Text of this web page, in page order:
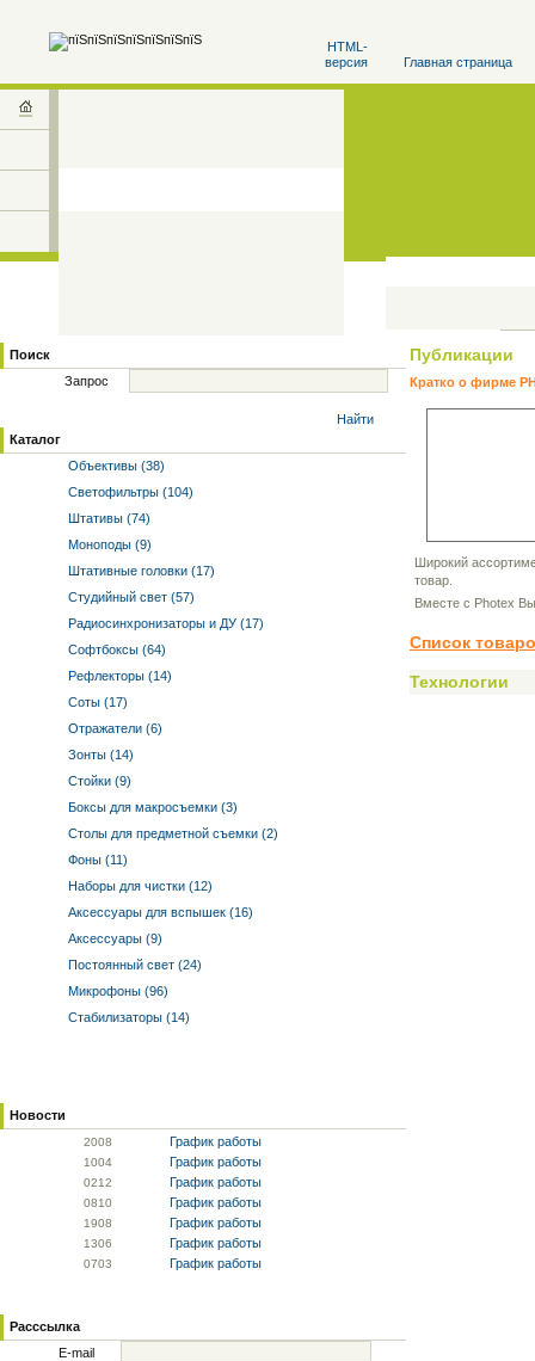
HTML-
версия
Главная страница
Поиск
Запрос
Найти
Каталог
Объективы (38)
Светофильтры (104)
Штативы (74)
Моноподы (9)
Штативные головки (17)
Студийный свет (57)
Радиосинхронизаторы и ДУ (17)
Софтбоксы (64)
Рефлекторы (14)
Соты (17)
Отражатели (6)
Зонты (14)
Стойки (9)
Боксы для макросъемки (3)
Столы для предметной съемки (2)
Фоны (11)
Наборы для чистки (12)
Аксессуары для вспышек (16)
Аксессуары (9)
Постоянный свет (24)
Микрофоны (96)
Стабилизаторы (14)
Новости
2008 График работы
1004 График работы
0212 График работы
0810 График работы
1908 График работы
1306 График работы
0703 График работы
Расссылка
E-mail
Публикации
Кратко о фирме
Широкий
товар.
Вместе с Photex
Список
Технологии